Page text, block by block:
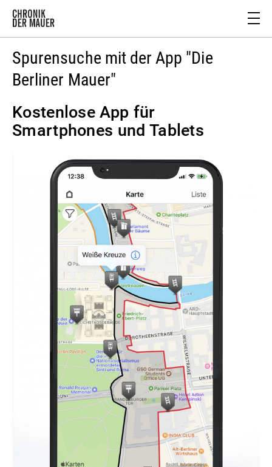
Spurensuche mit der App "Die
Berliner Mauer"
Kostenlose App für
Smartphones und Tablets